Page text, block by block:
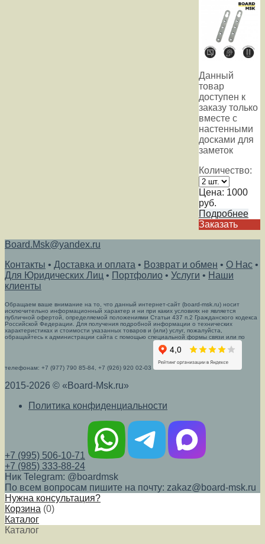
Данный
товар
доступен к
заказу только
вместе с
настенными
досками для
заметок
Количество:
Цена: 1000
руб.
Подробнее
Заказать
Board.Msk@yandex.ru
Контакты • Доставка и оплата • Возврат и обмен • О Нас •
Для Юридических Лиц • Портфолио • Услуги • Наши
клиенты
Обращаем ваше внимание на то, что данный интернет-сайт (board-msk.ru) носит
исключительно информационный характер и ни при каких условиях не является
публичной офертой, определяемой положениями Статьи 437 п.2 Гражданского кодекса
Российской Федерации. Для получения подробной информации о технических
характеристиках и стоимости указанных товаров и (или) услуг, пожалуйста,
обращайтесь к администрации сайта с помощью специальной формы связи или по
телефонам: +7 (977) 790 85-84, +7 (926) 920 02-03
2015-2026 © «Board-Msk.ru»
Политика конфиденциальности
+7 (995) 506-10-71
+7 (985) 333-88-24
Ник Telegram: @boardmsk
По всем вопросам пишите на почту: zakaz@board-msk.ru
Нужна консультация?
Корзина (0)
Каталог
Каталог